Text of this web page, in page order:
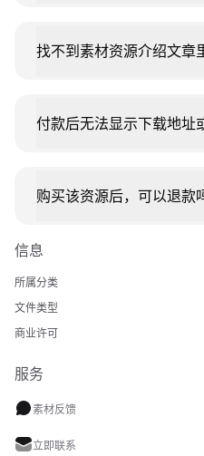
找不到素材资源介绍文章
付款后无法显示下载地址
购买该资源后，可以退款
信息
所属分类
文件类型
商业许可
服务
素材反馈
立即联系